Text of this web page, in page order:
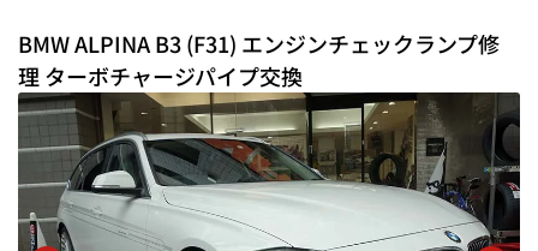
BMW ALPINA B3 (F31) エンジンチェックランプ修
理 ターボチャージパイプ交換